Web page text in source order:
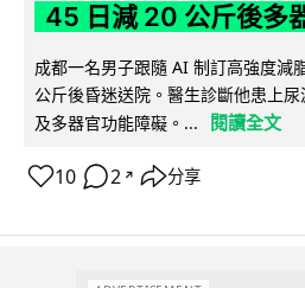
45 日減 20 公斤後多
成都一名男子跟隨 AI 制訂高強度減
公斤後昏迷送院。醫生診斷他患上
及多器官功能障礙。...
閱讀全文
10 2 ↗ 分享